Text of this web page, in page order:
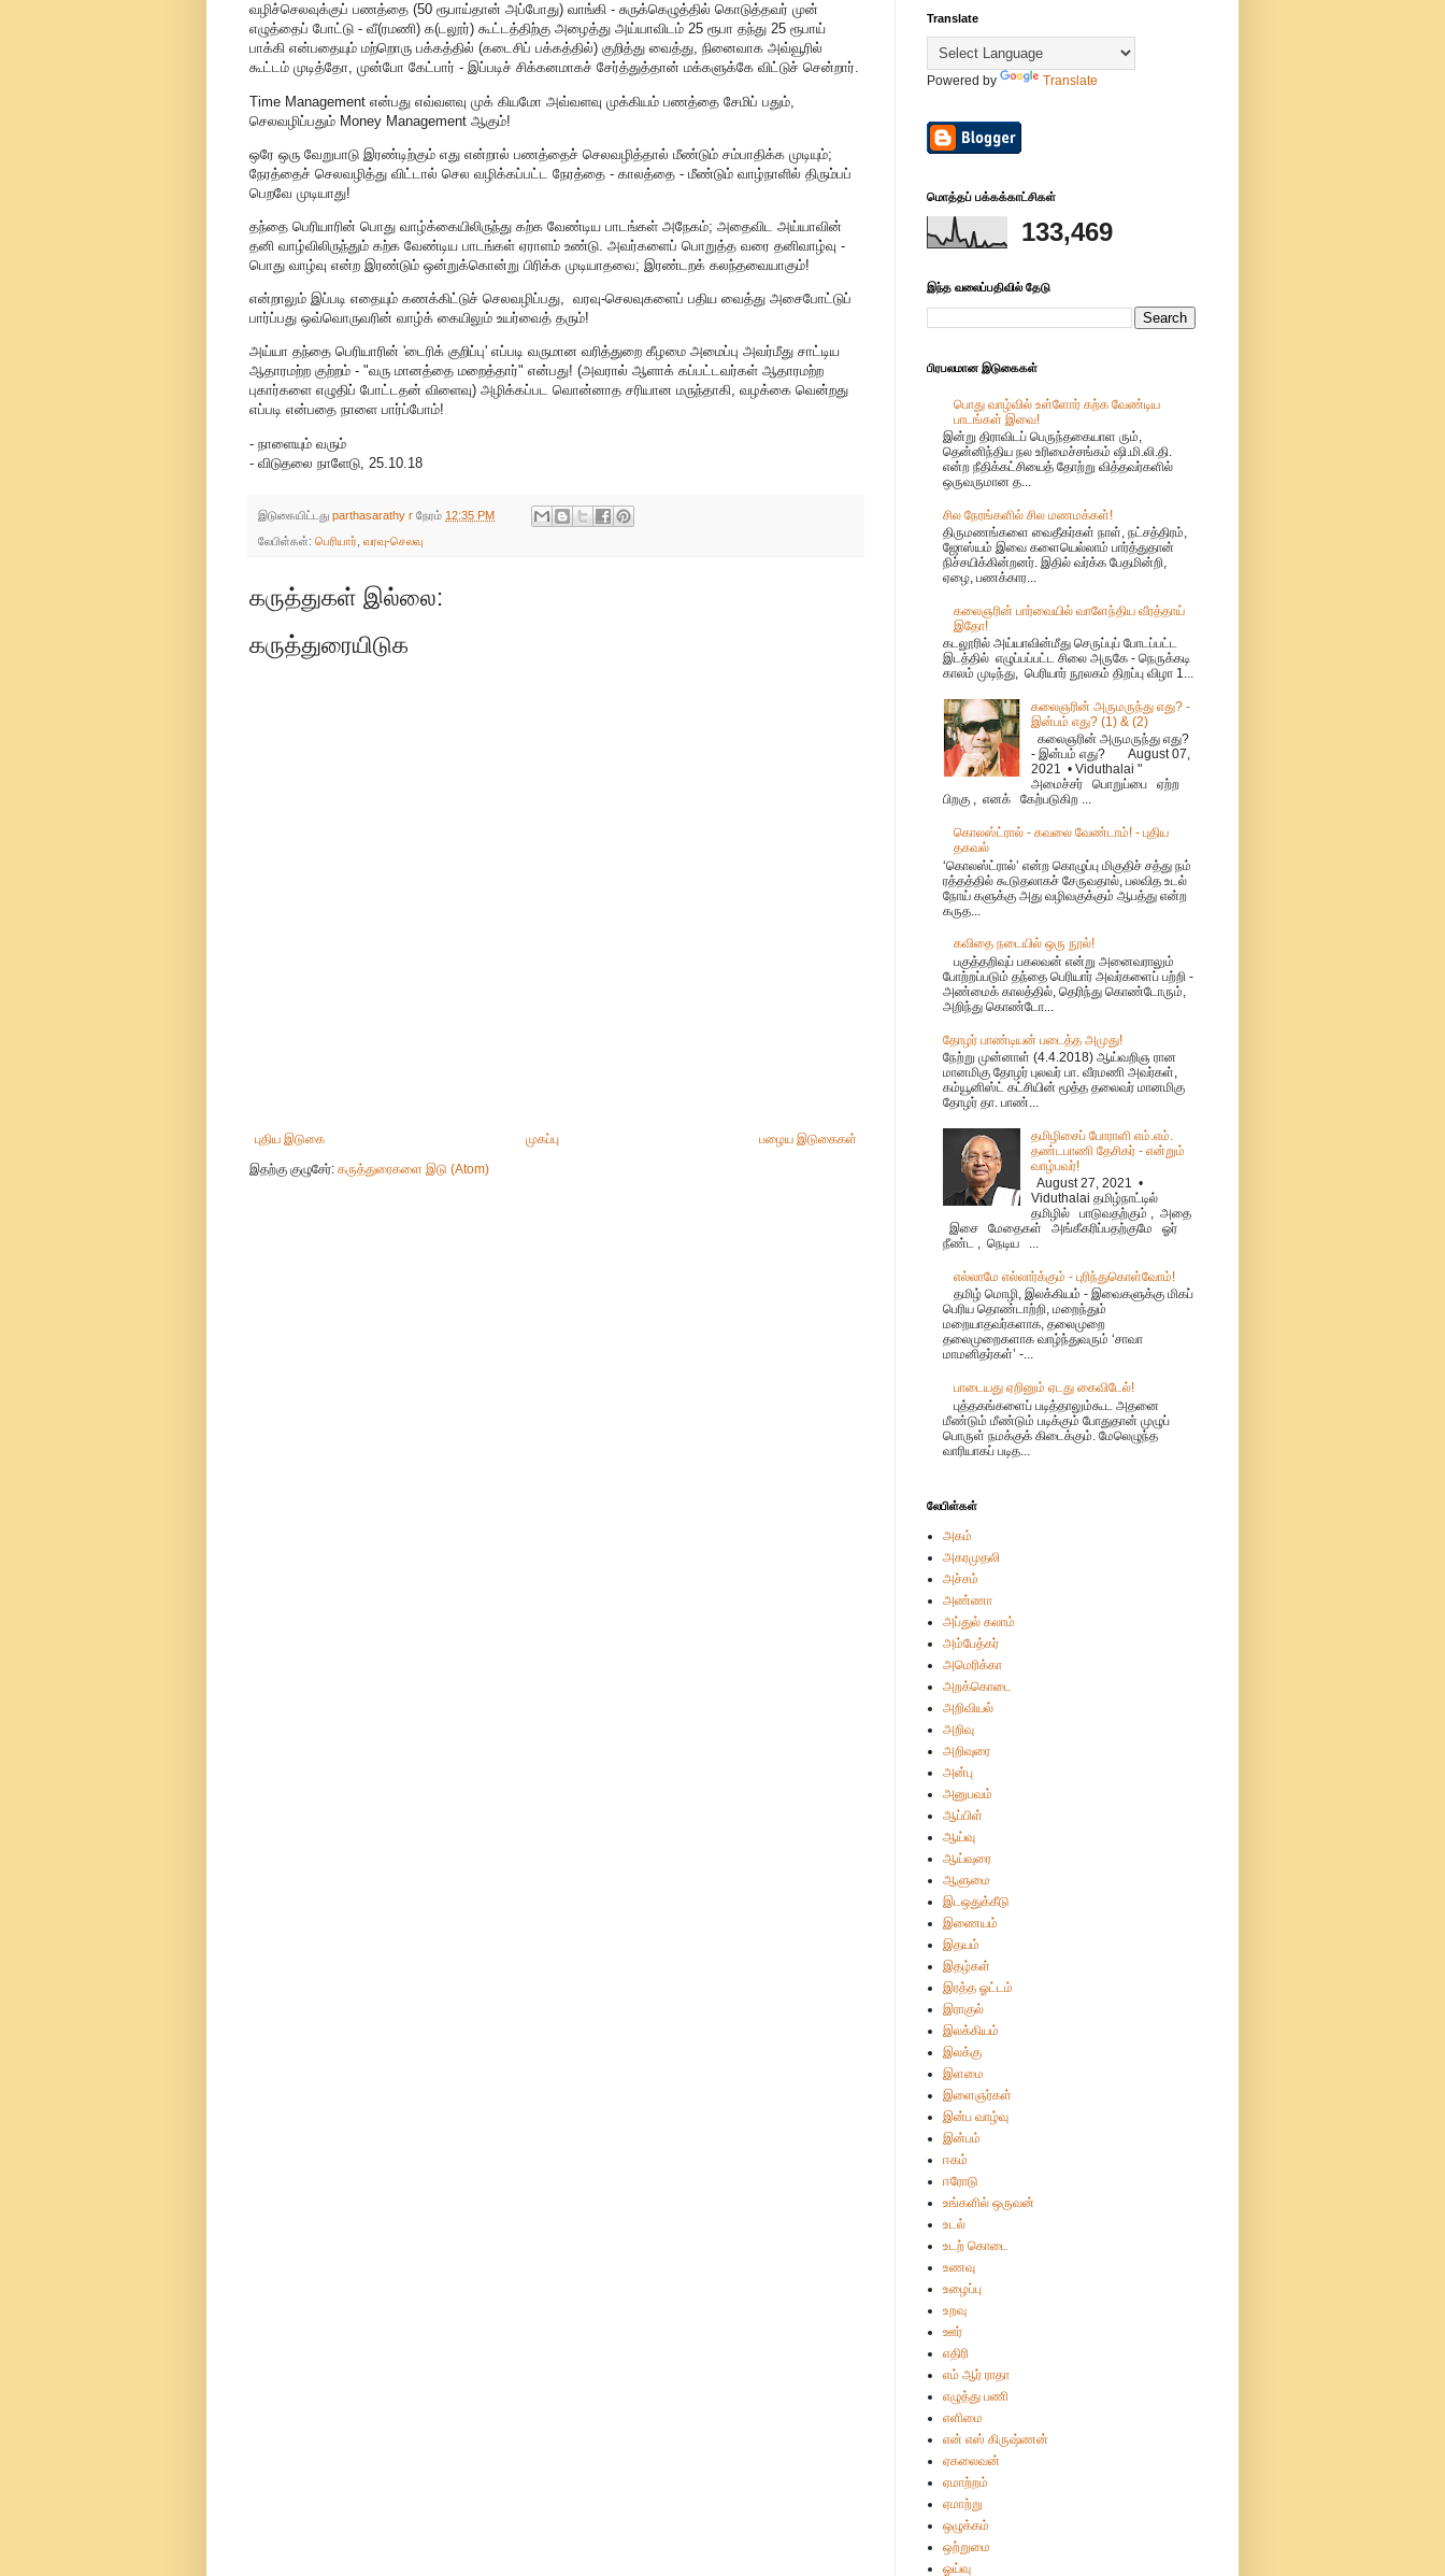
வழிச்செலவுக்குப் பணத்தை (50 ரூபாய்தான் அப்போது) வாங்கி - சுருக்கெழுத்தில் கொடுத்தவர் முன்
எழுத்தைப் போட்டு - வீ(ரமணி) க(டலூர்) கூட்டத்திற்கு அழைத்து அய்யாவிடம் 25 ரூபா தந்து 25 ரூபாய்
பாக்கி என்பதையும் மற்றொரு பக்கத்தில் (கடைசிப் பக்கத்தில்) குறித்து வைத்து, நினைவாக அவ்வூரில்
கூட்டம் முடித்தோ, முன்போ கேட்பார் - இப்படிச் சிக்கனமாகச் சேர்த்துத்தான் மக்களுக்கே விட்டுச் சென்றார்.
Time Management என்பது எவ்வளவு முக் கியமோ அவ்வளவு முக்கியம் பணத்தை சேமிப் பதும்,
செலவழிப்பதும் Money Management ஆகும்!
ஒரே ஒரு வேறுபாடு இரண்டிற்கும் எது என்றால் பணத்தைச் செலவழித்தால் மீண்டும் சம்பாதிக்க முடியும்;
நேரத்தைச் செலவழித்து விட்டால் செல வழிக்கப்பட்ட நேரத்தை - காலத்தை - மீண்டும் வாழ்நாளில் திரும்பப்
பெறவே முடியாது!
தந்தை பெரியாரின் பொது வாழ்க்கையிலிருந்து கற்க வேண்டிய பாடங்கள் அநேகம்; அதைவிட அய்யாவின்
தனி வாழ்விலிருந்தும் கற்க வேண்டிய பாடங்கள் ஏராளம் உண்டு. அவர்களைப் பொறுத்த வரை தனிவாழ்வு -
பொது வாழ்வு என்ற இரண்டும் ஒன்றுக்கொன்று பிரிக்க முடியாதவை; இரண்டறக் கலந்தவையாகும்!
என்றாலும் இப்படி எதையும் கணக்கிட்டுச் செலவழிப்பது, வரவு-செலவுகளைப் பதிய வைத்து அசைபோட்டுப்
பார்ப்பது ஒவ்வொருவரின் வாழ்க் கையிலும் உயர்வைத் தரும்!
அய்யா தந்தை பெரியாரின் 'டைரிக் குறிப்பு' எப்படி வருமான வரித்துறை கீழமை அமைப்பு அவர்மீது சாட்டிய
ஆதாரமற்ற குற்றம் - "வரு மானத்தை மறைத்தார்" என்பது! (அவரால் ஆளாக் கப்பட்டவர்கள் ஆதாரமற்ற
புகார்களை எழுதிப் போட்டதன் விளைவு) அழிக்கப்பட வொன்னாத சரியான மருந்தாகி, வழக்கை வென்றது
எப்படி என்பதை நாளை பார்ப்போம்!
- நாளையும் வரும்
- விடுதலை நாளேடு, 25.10.18
இடுகையிட்டது parthasarathy r நேரம் 12:35 PM
லேபிள்கள்: பெரியார் வரவு-செலவு
கருத்துகள் இல்லை:
கருத்துரையிடுக
புதிய இடுகை பழைய இடுகைகள்
முகப்பு
இதற்கு குழுசேர்: கருத்துரைகளை இடு (Atom)
Translate
Powered by Translate
மொத்தப் பக்கக்காட்சிகள்
133,469
இந்த வலைப்பதிவில் தேடு
பிரபலமான இடுகைகள்
பொது வாழ்வில் உள்ளோர் கற்க வேண்டிய
பாடங்கள் இவை!
இன்று திராவிடப் பெருந்தகையாள ரும்,
தென்னிந்திய நல உரிமைச்சங்கம் ஷி.மி.லி.தி.
என்ற நீதிக்கட்சியைத் தோற்று வித்தவர்களில்
ஒருவருமான த...
சில நேரங்களில் சில மணமக்கள்!
திருமணங்களை வைதீகர்கள் நாள், நட்சத்திரம்,
ஜோஸ்யம் இவை களையெல்லாம் பார்த்துதான்
நிச்சயிக்கின்றனர். இதில் வர்க்க பேதமின்றி,
ஏழை, பணக்கார...
கலைஞரின் பார்வையில் வாளேந்திய வீரத்தாய்
இதோ!
கடலூரில் அய்யாவின்மீது செருப்புப் போடப்பட்ட
இடத்தில் எழுப்பப்பட்ட சிலை அருகே - நெருக்கடி
காலம் முடிந்து, பெரியார் நூலகம் திறப்பு விழா 1...
கலைஞரின் அருமருந்து எது? -
இன்பம் எது? (1) & (2)
கலைஞரின் அருமருந்து எது?
- இன்பம் எது? August 07,
2021 • Viduthalai "
அமைச்சர் பொறுப்பை ஏற்ற
பிறகு , எனக் கேற்படுகிற ...
கொலஸ்ட்ரால் - கவலை வேண்டாம்! - புதிய
தகவல்
‘கொலஸ்ட்ரால்’ என்ற கொழுப்பு மிகுதிச் சத்து நம்
ரத்தத்தில் கூடுதலாகச் சேருவதால், பலவித உடல்
நோய் களுக்கு அது வழிவகுக்கும் ஆபத்து என்ற
கருத...
கவிதை நடையில் ஒரு நூல்!
பகுத்தறிவுப் பகலவன் என்று அனைவராலும்
போற்றப்படும் தந்தை பெரியார் அவர்களைப் பற்றி -
அண்மைக் காலத்தில், தெரிந்து கொண்டோரும்,
அறிந்து கொண்டோ...
தோழர் பாண்டியன் படைத்த அமுது!
நேற்று முன்னாள் (4.4.2018) ஆய்வறிஞ ரான
மானமிகு தோழர் புலவர் பா. வீரமணி அவர்கள்,
கம்யூனிஸ்ட் கட்சியின் மூத்த தலைவர் மானமிகு
தோழர் தா. பாண்...
தமிழிசைப் போராளி எம்.எம்.
தண்டபாணி தேசிகர் - என்றும்
வாழ்பவர்!
August 27, 2021 •
Viduthalai தமிழ்நாட்டில்
தமிழில் பாடுவதற்கும் , அதை
இசை மேதைகள் அங்கீகரிப்பதற்குமே ஓர்
நீண்ட , நெடிய ...
எல்லாமே எல்லார்க்கும் - புரிந்துகொள்வோம்!
தமிழ் மொழி, இலக்கியம் - இவைகளுக்கு மிகப்
பெரிய தொண்டாற்றி, மறைந்தும்
மறையாதவர்களாக, தலைமுறை
தலைமுறைகளாக வாழ்ந்துவரும் ‘சாவா
மாமனிதர்கள்’ -...
பாடையது ஏறினும் ஏடது கைவிடேல்!
புத்தகங்களைப் படித்தாலும்கூட அதனை
மீண்டும் மீண்டும் படிக்கும் போதுதான் முழுப்
பொருள் நமக்குக் கிடைக்கும். மேலெழுந்த
வாரியாகப் படித...
லேபிள்கள்
அகம்
அகரமுதலி
அச்சம்
அண்ணா
அப்துல் கலாம்
அம்பேத்கர்
அமெரிக்கா
அறக்கொடை
அறிவியல்
அறிவு
அறிவுரை
அன்பு
அனுபவம்
ஆப்பிள்
ஆய்வு
ஆய்வுரை
ஆளுமை
இடஒதுக்கீடு
இணையம்
இதயம்
இதழ்கள்
இரத்த ஓட்டம்
இராகுல்
இலக்கியம்
இலக்கு
இளமை
இளைஞர்கள்
இன்ப வாழ்வு
இன்பம்
ஈகம்
ஈரோடு
உங்களில் ஒருவன்
உடல்
உடற் கொடை
உணவு
உழைப்பு
உறவு
ஊர்
எதிரி
எம் ஆர் ராதா
எழுத்து பணி
எளிமை
என் எஸ் கிருஷ்ணன்
ஏகலைவன்
ஏமாற்றம்
ஏமாற்று
ஒழுக்கம்
ஒற்றுமை
ஓய்வு